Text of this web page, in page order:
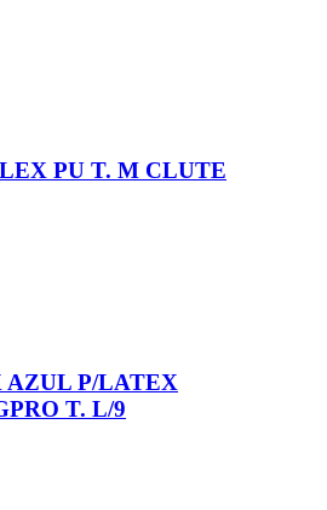
PU T. M CLUTE
AZUL P/LATEX
T. L/9